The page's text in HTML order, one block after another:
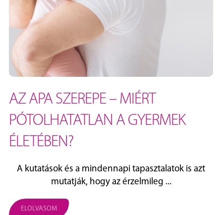
AZ APA SZEREPE – MIÉRT
PÓTOLHATATLAN A GYERMEK
ÉLETÉBEN?
A kutatások és a mindennapi tapasztalatok is azt
mutatják, hogy az érzelmileg ...
ELOLVASOM